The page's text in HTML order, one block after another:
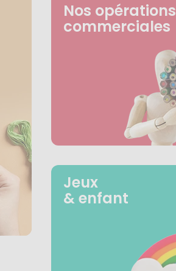
Nos opérations
commerciales
Jeux
& enfant